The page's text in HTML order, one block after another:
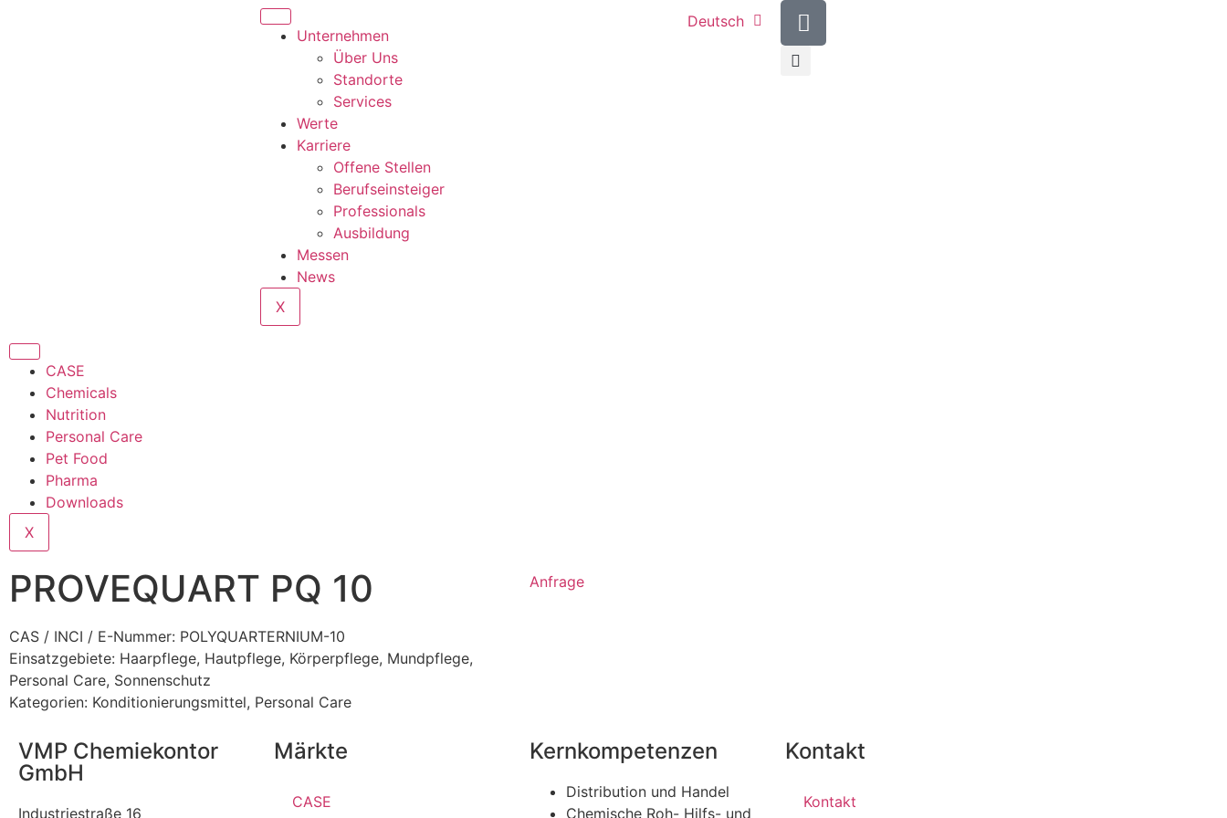
Unternehmen
Über Uns
Standorte
Services
Werte
Karriere
Offene Stellen
Berufseinsteiger
Professionals
Ausbildung
Messen
News
X
Deutsch
CASE
Chemicals
Nutrition
Personal Care
Pet Food
Pharma
Downloads
X
PROVEQUART PQ 10
CAS / INCI / E-Nummer: POLYQUARTERNIUM-10
Einsatzgebiete: Haarpflege, Hautpflege, Körperpflege, Mundpflege,
Personal Care, Sonnenschutz
Kategorien: Konditionierungsmittel, Personal Care
Anfrage
VMP Chemiekontor
GmbH
Industriestraße 16
Märkte
CASE
Kernkompetenzen
Distribution und Handel
Chemische Roh- Hilfs- und
Kontakt
Kontakt